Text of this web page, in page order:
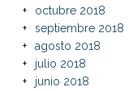
octubre 2018
septiembre 2018
agosto 2018
julio 2018
junio 2018